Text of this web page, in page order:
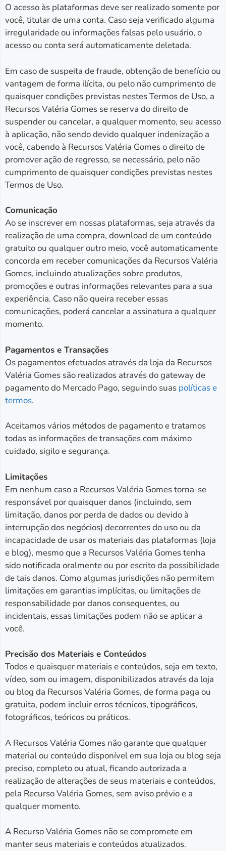
O acesso às plataformas deve ser realizado somente por
você, titular de uma conta. Caso seja verificado alguma
irregularidade ou informações falsas pelo usuário, o
acesso ou conta será automaticamente deletada.
Em caso de suspeita de fraude, obtenção de benefício ou
vantagem de forma ilícita, ou pelo não cumprimento de
quaisquer condições previstas nestes Termos de Uso, a
Recursos Valéria Gomes se reserva do direito de
suspender ou cancelar, a qualquer momento, seu acesso
à aplicação, não sendo devido qualquer indenização a
você, cabendo à Recursos Valéria Gomes o direito de
promover ação de regresso, se necessário, pelo não
cumprimento de quaisquer condições previstas nestes
Termos de Uso.
Comunicação
Ao se inscrever em nossas plataformas, seja através da
realização de uma compra, download de um conteúdo
gratuito ou qualquer outro meio, você automaticamente
concorda em receber comunicações da Recursos Valéria
Gomes, incluindo atualizações sobre produtos,
promoções e outras informações relevantes para a sua
experiência. Caso não queira receber essas
comunicações, poderá cancelar a assinatura a qualquer
momento.
Pagamentos e Transações
Os pagamentos efetuados através da loja da Recursos
Valéria Gomes são realizados através do gateway de
pagamento do Mercado Pago, seguindo suas políticas e
termos.
Aceitamos vários métodos de pagamento e tratamos
todas as informações de transações com máximo
cuidado, sigilo e segurança.
Limitações
Em nenhum caso a Recursos Valéria Gomes torna-se
responsável ​​por quaisquer danos (incluindo, sem
limitação, danos por perda de dados ou devido à
interrupção dos negócios) decorrentes do uso ou da
incapacidade de usar os materiais das plataformas (loja
e blog), mesmo que a Recursos Valéria Gomes tenha
sido notificada oralmente ou por escrito da possibilidade
de tais danos. Como algumas jurisdições não permitem
limitações em garantias implícitas, ou limitações de
responsabilidade por danos consequentes, ou
incidentais, essas limitações podem não se aplicar a
você.
Precisão dos Materiais e Conteúdos
Todos e quaisquer materiais e conteúdos, seja em texto,
vídeo, som ou imagem, disponibilizados através da loja
ou blog da Recursos Valéria Gomes, de forma paga ou
gratuita, podem incluir erros técnicos, tipográficos,
fotográficos, teóricos ou práticos.
A Recursos Valéria Gomes não garante que qualquer
material ou conteúdo disponível em sua loja ou blog seja
preciso, completo ou atual, ficando autorizada a
realização de alterações de seus materiais e conteúdos,
pela Recurso Valéria Gomes, sem aviso prévio e a
qualquer momento.
A Recurso Valéria Gomes não se compromete em
manter seus materiais e conteúdos atualizados.